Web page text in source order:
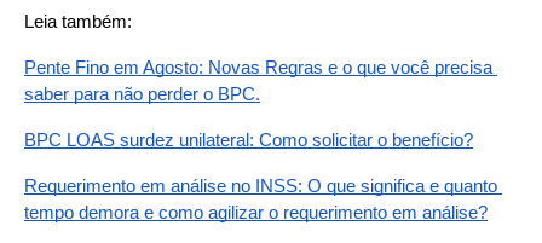
Leia também:
Pente Fino em Agosto: Novas Regras e o que você precisa
saber para não perder o BPC.
BPC LOAS surdez unilateral: Como solicitar o benefício?
Requerimento em análise no INSS: O que significa e quanto
tempo demora e como agilizar o requerimento em análise?